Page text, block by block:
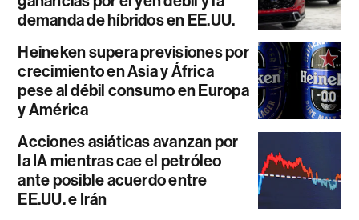
demanda de híbridos en EE.UU.
Heineken supera previsiones por
crecimiento en Asia y África
pese al débil consumo en Europa
y América
Acciones asiáticas avanzan por
la IA mientras cae el petróleo
ante posible acuerdo entre
EE.UU. e Irán